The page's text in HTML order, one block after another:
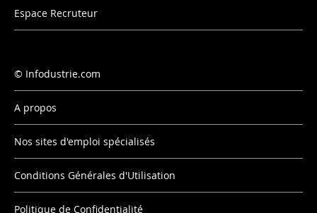
Espace Recruteur
Infodustrie.com
A propos
Nos sites d'emploi spécialisés
Conditions Générales d'Utilisation
Politique de Confidentialité